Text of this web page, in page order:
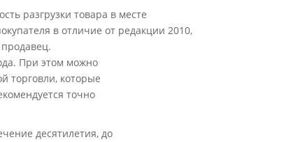
разгрузки товара в месте
в отличие от редакции 2010,
продавец.
При этом можно
торговли, которые
точно
десятилетия, до